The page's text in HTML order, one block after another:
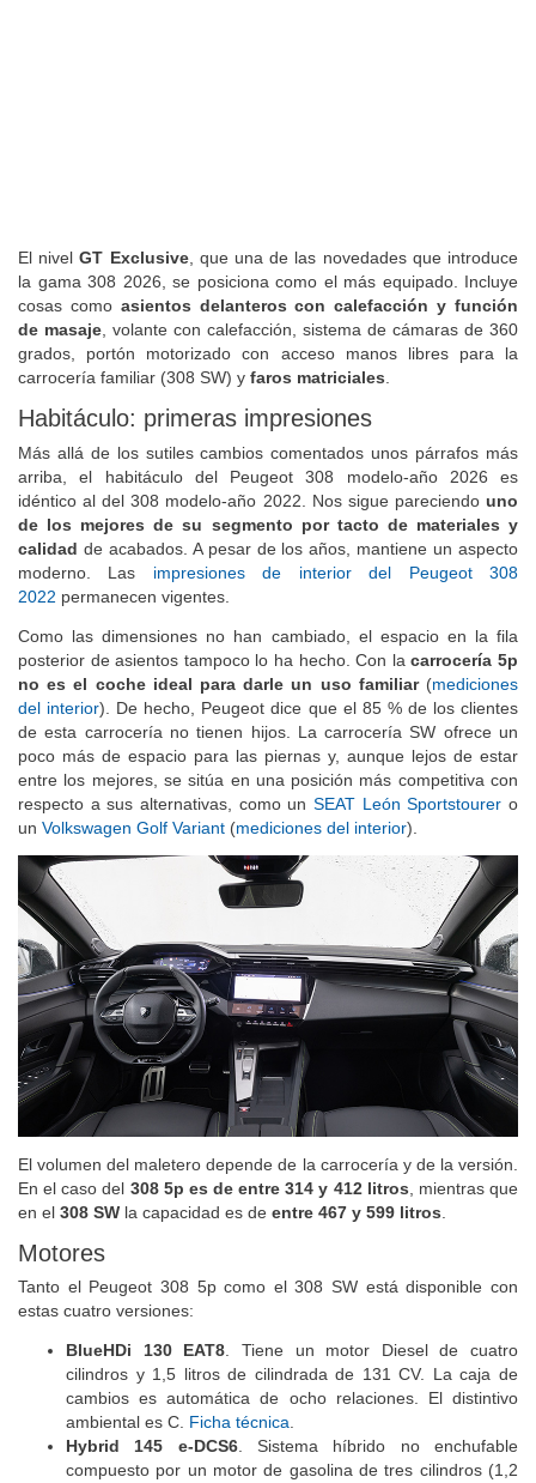
El nivelGT Exclusive, que una de las novedades que introduce
la gama 308 2026, se posiciona como el más equipado. Incluye
cosas como asientos delanteros con calefacción y función
de masaje, volante con calefacción, sistema de cámaras de 360
grados, portón motorizado con acceso manos libres para la
carrocería familiar (308 SW) y faros matriciales.
Habitáculo: primeras impresiones
Más allá de los sutiles cambios comentados unos párrafos más
arriba, el habitáculo del Peugeot 308 modelo-año 2026 es
idéntico al del 308 modelo-año 2022. Nos sigue pareciendo uno
de los mejores de su segmento por tacto de materiales y
calidad de acabados. A pesar de los años, mantiene un aspecto
moderno. Las impresiones de interior del Peugeot 308
2022 permanecen vigentes.
Como las dimensiones no han cambiado, el espacio en la fila
posterior de asientos tampoco lo ha hecho. Con lacarrocería 5p
no es el coche ideal para darle un uso familiar(mediciones
del interior). De hecho, Peugeot dice que el 85 % de los clientes
de esta carrocería no tienen hijos. La carrocería SW ofrece un
poco más de espacio para las piernas y, aunque lejos de estar
entre los mejores, se sitúa en una posición más competitiva con
respecto a sus alternativas, como un SEAT León Sportstourer o
un Volkswagen Golf Variant (mediciones del interior).
El volumen del maletero depende de la carrocería y de la versión.
En el caso del 308 5p es de entre 314 y 412 litros , mientras que
en el 308 SW la capacidad es de entre 467 y 599 litros
Motores
Tanto el Peugeot 308 5p como el 308 SW está disponible con
estas cuatro versiones:
BlueHDi 130 EAT8. Tiene un motor Diesel de cuatro
cilindros y 1,5 litros de cilindrada de 131 CV. La caja de
cambios es automática de ocho relaciones. El distintivo
ambiental es C. Ficha técnica.
Hybrid 145 e-DCS6. Sistema híbrido no enchufable
compuesto por un motor de gasolina de tres cilindros (1,2